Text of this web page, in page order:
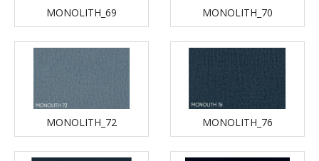
MONOLITH_69 MONOLITH_70
MONOLITH_72 MONOLITH_76